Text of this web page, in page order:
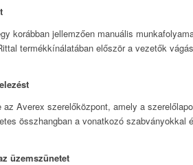
korábban jellemzően manuális
termékkínálatában először a vezetők
Averex szerelőközpont, amely a
összhangban a vonatkozó szabványokkal
üzemszünetet